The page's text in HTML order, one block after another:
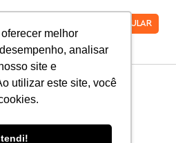
melhor
analisar
site e
utilizar este site, você
VESTIBULAR
02-1